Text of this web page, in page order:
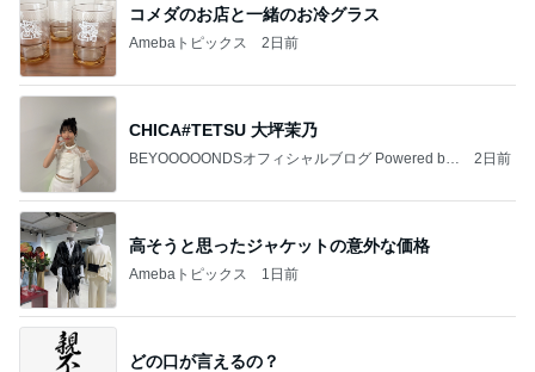
コメダのお店と一緒のお冷グラス
Amebaトピックス 2日前
CHICA#TETSU 大坪茉乃
BEYOOOOONDSオフィシャルブログ Powered by
2日前
高そうと思ったジャケットの意外な価格
Amebaトピックス 1日前
どの口が言えるの？